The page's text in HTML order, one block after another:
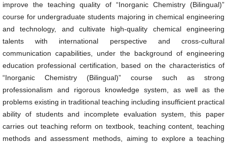
improve the teaching quality of “Inorganic Chemistry (Bilingual)”
course for undergraduate students majoring in chemical engineering
and technology, and cultivate high-quality chemical engineering
talents with international perspective and cross-cultural
communication capabilities, under the background of engineering
education professional certification, based on the characteristics of
“Inorganic Chemistry (Bilingual)” course such as strong
professionalism and rigorous knowledge system, as well as the
problems existing in traditional teaching including insufficient practical
ability of students and incomplete evaluation system, this paper
carries out teaching reform on textbook, teaching content, teaching
methods and assessment methods, aiming to explore a teaching